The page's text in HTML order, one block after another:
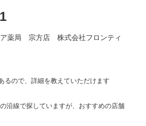
ア薬局 宗方店 株式会社フロンティ
るので、詳細を教えていただけます
沿線で探していますが、おすすめの店舗